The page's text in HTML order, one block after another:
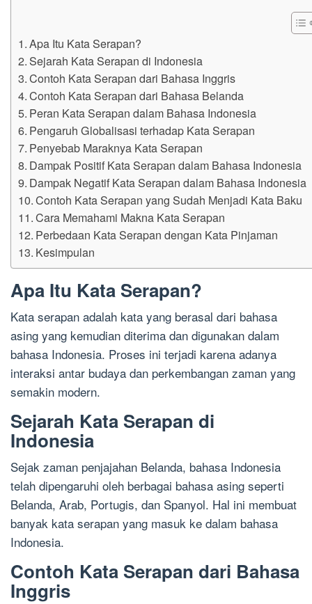
Apa Itu Kata Serapan?
Sejarah Kata Serapan di Indonesia
Contoh Kata Serapan dari Bahasa Inggris
Contoh Kata Serapan dari Bahasa Belanda
Peran Kata Serapan dalam Bahasa Indonesia
Pengaruh Globalisasi terhadap Kata Serapan
Penyebab Maraknya Kata Serapan
Dampak Positif Kata Serapan dalam Bahasa Indonesia
Dampak Negatif Kata Serapan dalam Bahasa Indonesia
Contoh Kata Serapan yang Sudah Menjadi Kata Baku
Cara Memahami Makna Kata Serapan
Perbedaan Kata Serapan dengan Kata Pinjaman
Kesimpulan
Apa Itu Kata Serapan?
Kata serapan adalah kata yang berasal dari bahasa
asing yang kemudian diterima dan digunakan dalam
bahasa Indonesia. Proses ini terjadi karena adanya
interaksi antar budaya dan perkembangan zaman yang
semakin modern.
Sejarah Kata Serapan di
Indonesia
Sejak zaman penjajahan Belanda, bahasa Indonesia
telah dipengaruhi oleh berbagai bahasa asing seperti
Belanda, Arab, Portugis, dan Spanyol. Hal ini membuat
banyak kata serapan yang masuk ke dalam bahasa
Indonesia.
Contoh Kata Serapan dari Bahasa
Inggris